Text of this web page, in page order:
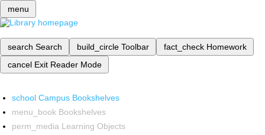
menu
search Search build_circle Toolbar fact_check Homework
cancel Exit Reader Mode
school Campus Bookshelves
menu_book Bookshelves
perm_media Learning Objects